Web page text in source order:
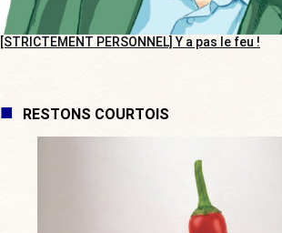
[STRICTEMENT PERSONNEL] Y a pas le feu !
RESTONS COURTOIS